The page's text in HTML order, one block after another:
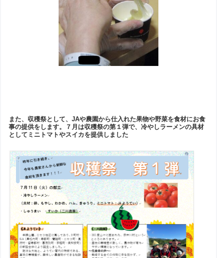
また、収穫祭として、JAや農園から仕入れた果物や野菜を食材にお食
事の提供をします。７月は収穫祭の第１弾で、冷やしラーメンの具材
としてミニトマトやスイカを提供しました